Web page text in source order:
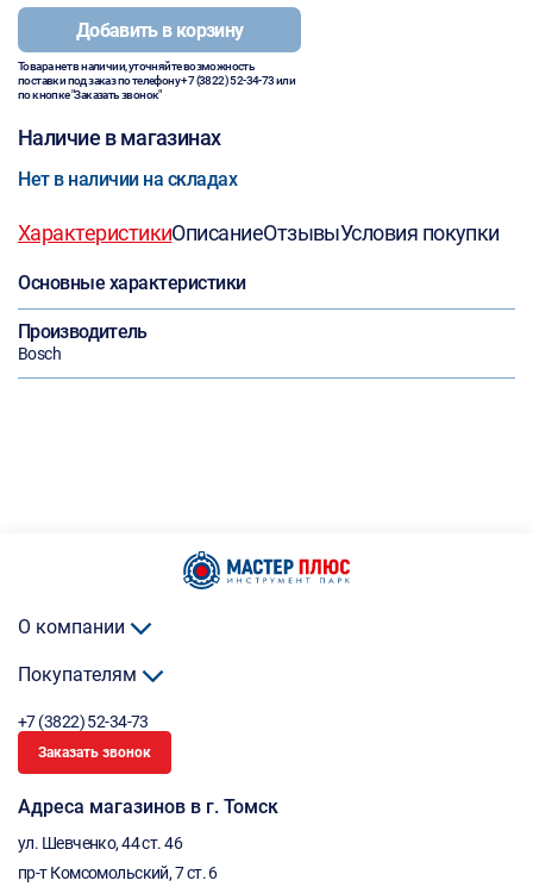
Добавить в корзину
Товара нет в наличии, уточняйте возможность
поставки под заказ по телефону+7 (3822) 52-34-73или
по кнопке "Заказать звонок"
Наличие в магазинах
Нет в наличии на складах
ХарактеристикиОписаниеОтзывыУсловия покупки
Основные характеристики
Производитель
Bosch
О компании
Покупателям
+7 (3822) 52-34-73
Заказать звонок
Адреса магазинов в г. Томск
ул. Шевченко, 44 ст. 46
пр-т Комсомольский, 7 ст. 6